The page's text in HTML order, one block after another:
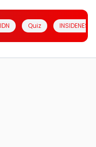
Quiz INSIDENESIA